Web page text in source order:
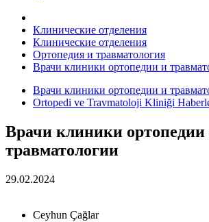
Клинические отделения
Клинические отделения
Ортопедия и травматология
Врачи клиники ортопедии и
Врачи клиники ортопедии и
Ortopedi ve Travmatoloji Kliniği
Врачи клиники ортопедии
травматологии
29.02.2024
Ceyhun Çağlar